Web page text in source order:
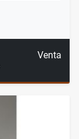
Venta